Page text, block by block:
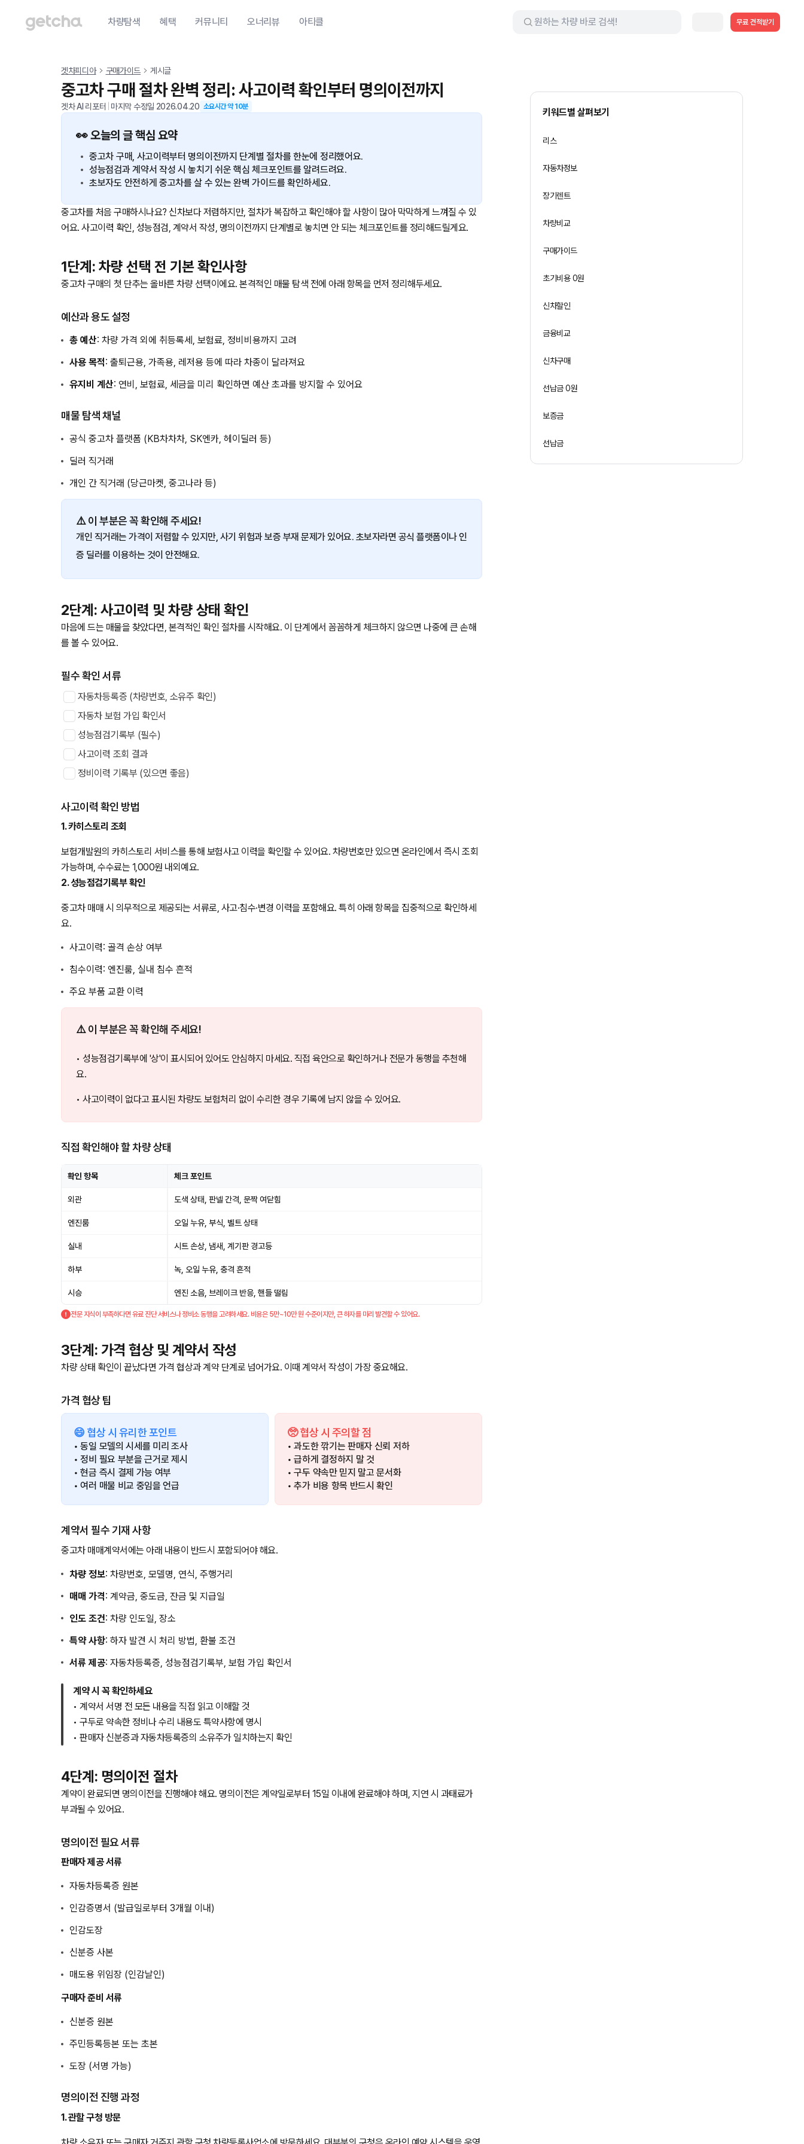
차량탐색 혜택 커뮤니티 오너리뷰 아티클 무료 견적받기
겟차피디아 구매가이드 게시글
중고차 구매 절차 완벽 정리: 사고이력 확인부터 명의이전까지
겟차 AI 리포터 마지막 수정일 2026.04.20 소요시간 약10분
👀 오늘의 글 핵심 요약
중고차 구매, 사고이력부터 명의이전까지 단계별 절차를 한눈에 정리했어요.
성능점검과 계약서 작성 시 놓치기 쉬운 핵심 체크포인트를 알려드려요.
초보자도 안전하게 중고차를 살 수 있는 완벽 가이드를 확인하세요.
중고차를 처음 구매하시나요? 신차보다 저렴하지만, 절차가 복잡하고 확인해야 할 사항이 많아 막막하게 느껴질 수 있
어요. 사고이력 확인, 성능점검, 계약서 작성, 명의이전까지 단계별로 놓치면 안 되는 체크포인트를 정리해드릴게요.
1단계: 차량 선택 전 기본 확인사항
중고차 구매의 첫 단추는 올바른 차량 선택이에요. 본격적인 매물 탐색 전에 아래 항목을 먼저 정리해두세요.
예산과 용도 설정
총 예산: 차량 가격 외에 취등록세, 보험료, 정비비용까지 고려
사용 목적: 출퇴근용, 가족용, 레저용 등에 따라 차종이 달라져요
유지비 계산: 연비, 보험료, 세금을 미리 확인하면 예산 초과를 방지할 수 있어요
매물 탐색 채널
공식 중고차 플랫폼 (KB차차차, SK엔카, 헤이딜러 등)
딜러 직거래
개인 간 직거래 (당근마켓, 중고나라 등)
⚠️ 이 부분은 꼭 확인해 주세요!
개인 직거래는 가격이 저렴할 수 있지만, 사기 위험과 보증 부재 문제가 있어요. 초보자라면 공식 플랫폼이나 인
증 딜러를 이용하는 것이 안전해요.
2단계: 사고이력 및 차량 상태 확인
마음에 드는 매물을 찾았다면, 본격적인 확인 절차를 시작해요. 이 단계에서 꼼꼼하게 체크하지 않으면 나중에 큰 손해
를 볼 수 있어요.
필수 확인 서류
자동차등록증 (차량번호, 소유주 확인)
자동차 보험 가입 확인서
성능점검기록부 (필수)
사고이력 조회 결과
정비이력 기록부 (있으면 좋음)
사고이력 확인 방법
1. 카히스토리 조회
보험개발원의 카히스토리 서비스를 통해 보험사고 이력을 확인할 수 있어요. 차량번호만 있으면 온라인에서 즉시 조회
가능하며, 수수료는 1,000원 내외예요.
2. 성능점검기록부 확인
중고차 매매 시 의무적으로 제공되는 서류로, 사고·침수·변경 이력을 포함해요. 특히 아래 항목을 집중적으로 확인하세
요.
사고이력: 골격 손상 여부
침수이력: 엔진룸, 실내 침수 흔적
주요 부품 교환 이력
⚠️ 이 부분은 꼭 확인해 주세요!
• 성능점검기록부에 '상'이 표시되어 있어도 안심하지 마세요. 직접 육안으로 확인하거나 전문가 동행을 추천해
요.
• 사고이력이 없다고 표시된 차량도 보험처리 없이 수리한 경우 기록에 남지 않을 수 있어요.
직접 확인해야 할 차량 상태
확인 항목 체크 포인트
외관 도색 상태, 판넬 간격, 문짝 여닫힘
엔진룸 오일 누유, 부식, 벨트 상태
실내 시트 손상, 냄새, 계기판 경고등
하부 녹, 오일 누유, 충격 흔적
시승 엔진 소음, 브레이크 반응, 핸들 떨림
전문 지식이 부족하다면 유료 진단 서비스나 정비소 동행을 고려하세요. 비용은 5만~10만 원 수준이지만, 큰 하자를 미리 발견할 수 있어요.
3단계: 가격 협상 및 계약서 작성
차량 상태 확인이 끝났다면 가격 협상과 계약 단계로 넘어가요. 이때 계약서 작성이 가장 중요해요.
가격 협상 팁
😄 협상 시 유리한 포인트
• 동일 모델의 시세를 미리 조사
• 정비 필요 부분을 근거로 제시
• 현금 즉시 결제 가능 여부
• 여러 매물 비교 중임을 언급
🥺 협상 시 주의할 점
• 과도한 깎기는 판매자 신뢰 저하
• 급하게 결정하지 말 것
• 구두 약속만 믿지 말고 문서화
• 추가 비용 항목 반드시 확인
계약서 필수 기재 사항
중고차 매매계약서에는 아래 내용이 반드시 포함되어야 해요.
차량 정보: 차량번호, 모델명, 연식, 주행거리
매매 가격: 계약금, 중도금, 잔금 및 지급일
인도 조건: 차량 인도일, 장소
특약 사항: 하자 발견 시 처리 방법, 환불 조건
서류 제공: 자동차등록증, 성능점검기록부, 보험 가입 확인서
계약 시 꼭 확인하세요
• 계약서 서명 전 모든 내용을 직접 읽고 이해할 것
• 구두로 약속한 정비나 수리 내용도 특약사항에 명시
• 판매자 신분증과 자동차등록증의 소유주가 일치하는지 확인
4단계: 명의이전 절차
계약이 완료되면 명의이전을 진행해야 해요. 명의이전은 계약일로부터 15일 이내에 완료해야 하며, 지연 시 과태료가
부과될 수 있어요.
명의이전 필요 서류
판매자 제공 서류
자동차등록증 원본
인감증명서 (발급일로부터 3개월 이내)
인감도장
신분증 사본
매도용 위임장 (인감날인)
구매자 준비 서류
신분증 원본
주민등록등본 또는 초본
도장 (서명 가능)
명의이전 진행 과정
1. 관할 구청 방문
키워드별 살펴보기
리스
자동차정보
장기렌트
차량비교
구매가이드
초기비용 0원
신차할인
금융비교
신차구매
선납금 0원
보증금
선납금